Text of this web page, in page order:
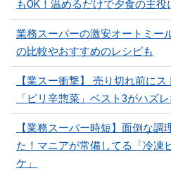
もOK！温めるだけで夕食の主
業務スーパーの激安オートミー
の比較やおすすめのレシピも
【業スー衝撃】 売り切れ前に
「ピリ辛惣菜」ベスト3がハズ
【業務スーパー時短】面倒な調
た！マニアが常備してる「冷凍
ケ」